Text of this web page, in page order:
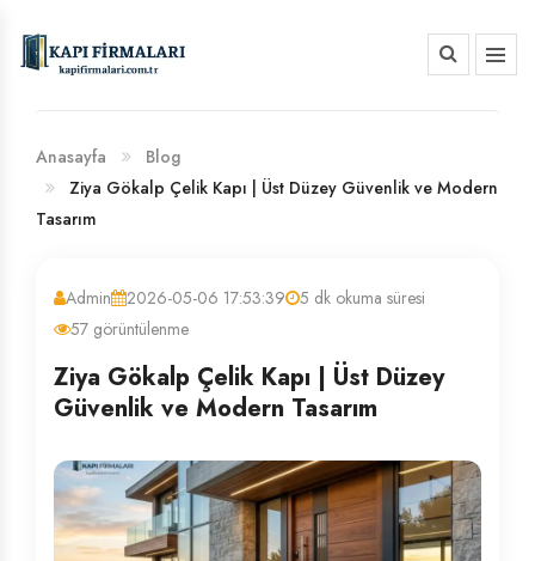
BANKA HESAP NUMARALARIMIZ
Anasayfa
Blog
Ziya Gökalp Çelik Kapı | Üst Düzey Güvenlik ve Modern
Tasarım
Admin 2026-05-06 17:53:39
5 dk okuma süresi
57 görüntülenme
Ziya Gökalp Çelik Kapı | Üst Düzey
Güvenlik ve Modern Tasarım